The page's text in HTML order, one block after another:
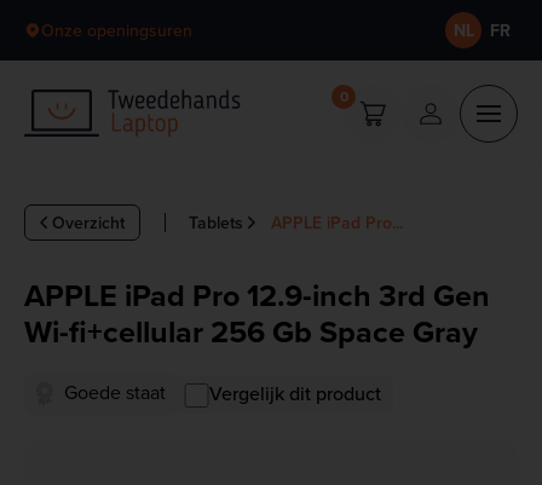
Onze openingsuren NL FR
0
Tablets APPLE iPad Pro...
Overzicht
APPLE iPad Pro 12.9-inch 3rd Gen
Wi-fi+cellular 256 Gb Space Gray
Goede staat Vergelijk dit product